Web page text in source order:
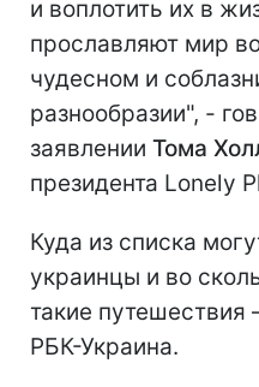
и воплотить их в
прославляют мир
чудесном и
разнообразии", -
заявлении Тома
президента Lonely
Куда из списка
украинцы и во
такие путешествия
РБК-Украина.